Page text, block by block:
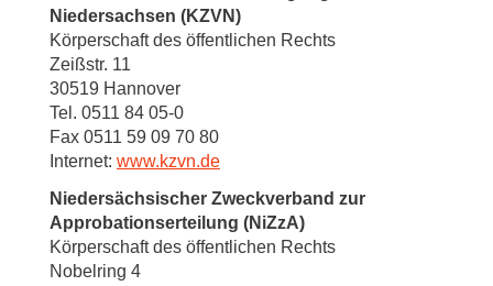
Niedersachsen (KZVN)
Körperschaft des öffentlichen Rechts
Zeißstr. 11
30519 Hannover
Tel. 0511 84 05-0
Fax 0511 59 09 70 80
Internet: www.kzvn.de
Niedersächsischer Zweckverband zur
Approbationserteilung (NiZzA)
Körperschaft des öffentlichen Rechts
Nobelring 4